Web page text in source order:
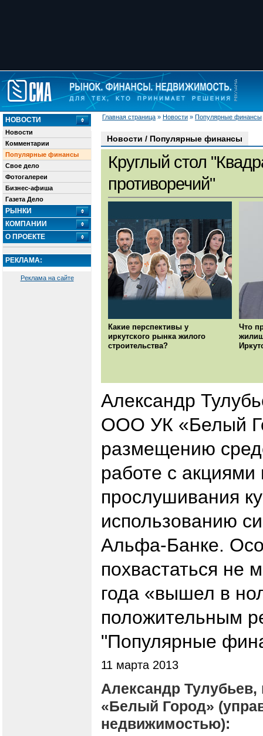
Главная страница » Новости » Популярные финансы
НОВОСТИ
Новости
Комментарии
Популярные финансы
Свое дело
Фотогалереи
Бизнес-афиша
Газета Дело
РЫНКИ
КОМПАНИИ
О ПРОЕКТЕ
РЕКЛАМА:
Реклама на сайте
Новости / Популярные финансы
Круглый стол
противоречий"
Какие перспективы у
иркутского рынка жилого
строительства?
Что
Александр
ООО УК «Белый
размещению
работе с акциями
прослушивания
использованию
Альфа-Банке.
похвастаться не
года «вышел в
положительным
"Популярные
11 марта 2013
Александр
«Белый Город»
недвижимостью):